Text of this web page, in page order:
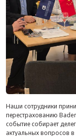
Наши сотрудники
перестрахованию
событие собирает
актуальных вопросов